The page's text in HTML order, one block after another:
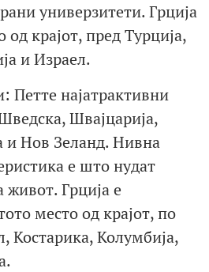
универзитети. Грција
од крајот, пред Турција,
и Израел.
Петте најатрактивни
Швајцарија,
и Нов Зеланд. Нивна
е што нудат
живот. Грција е
место од крајот, по
Костарика, Колумбија,